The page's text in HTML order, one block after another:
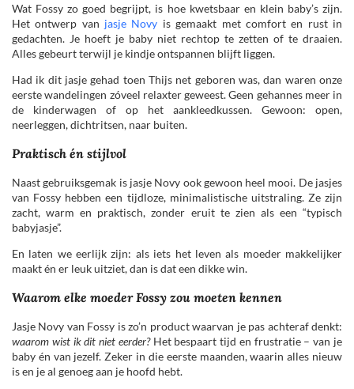
Wat Fossy zo goed begrijpt, is hoe kwetsbaar en klein baby’s zijn.
Het ontwerp van jasje Novy is gemaakt met comfort en rust in
gedachten. Je hoeft je baby niet rechtop te zetten of te draaien.
Alles gebeurt terwijl je kindje ontspannen blijft liggen.
Had ik dit jasje gehad toen Thijs net geboren was, dan waren onze
eerste wandelingen zóveel relaxter geweest. Geen gehannes meer in
de kinderwagen of op het aankleedkussen. Gewoon: open,
neerleggen, dichtritsen, naar buiten.
Praktisch én stijlvol
Naast gebruiksgemak is jasje Novy ook gewoon heel mooi. De jasjes
van Fossy hebben een tijdloze, minimalistische uitstraling. Ze zijn
zacht, warm en praktisch, zonder eruit te zien als een “typisch
babyjasje”.
En laten we eerlijk zijn: als iets het leven als moeder makkelijker
maakt én er leuk uitziet, dan is dat een dikke win.
Waarom elke moeder Fossy zou moeten kennen
Jasje Novy van Fossy is zo’n product waarvan je pas achteraf denkt:
waarom wist ik dit niet eerder?Het bespaart tijd en frustratie – van je
baby én van jezelf. Zeker in die eerste maanden, waarin alles nieuw
is en je al genoeg aan je hoofd hebt.